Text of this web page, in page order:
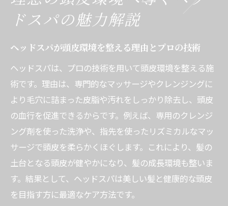
リラクゼーションと安全性の両立を目指す
心身を癒す西船橋駅のヘッドスパ活用法
ストレス解消に効果的なヘッドスパ利用の
流れ
メンズも気軽に利用できるヘッドスパの魅
力
リラックス目的で選びたいヘッドスパポイ
ント
頭皮ケアとリラクゼーションを両立させる
方法
ヘッドスパ体験をより充実させる過ごし方
ドスパの魅力解説
ヘッドスパが頭皮環境を整える理由とプロの技術
ヘッドスパは、プロの技術を用いて頭皮環境を整える施
術です。理由は、専門的なマッサージやクレンジングに
より毛穴に詰まった皮脂や汚れをしっかり除去し、頭皮
の血行を促進できるからです。例えば、専用のクレンジ
ング剤を使った洗浄や、指先を使ったリズミカルなマッ
サージで頭皮を柔らかくほぐします。これにより、髪の
土台となる頭皮が健やかになり、髪の成長環境も整いま
す。結果として、ヘッドスパは美しい髪と健康的な頭皮
を目指す方に最適なケア方法です。